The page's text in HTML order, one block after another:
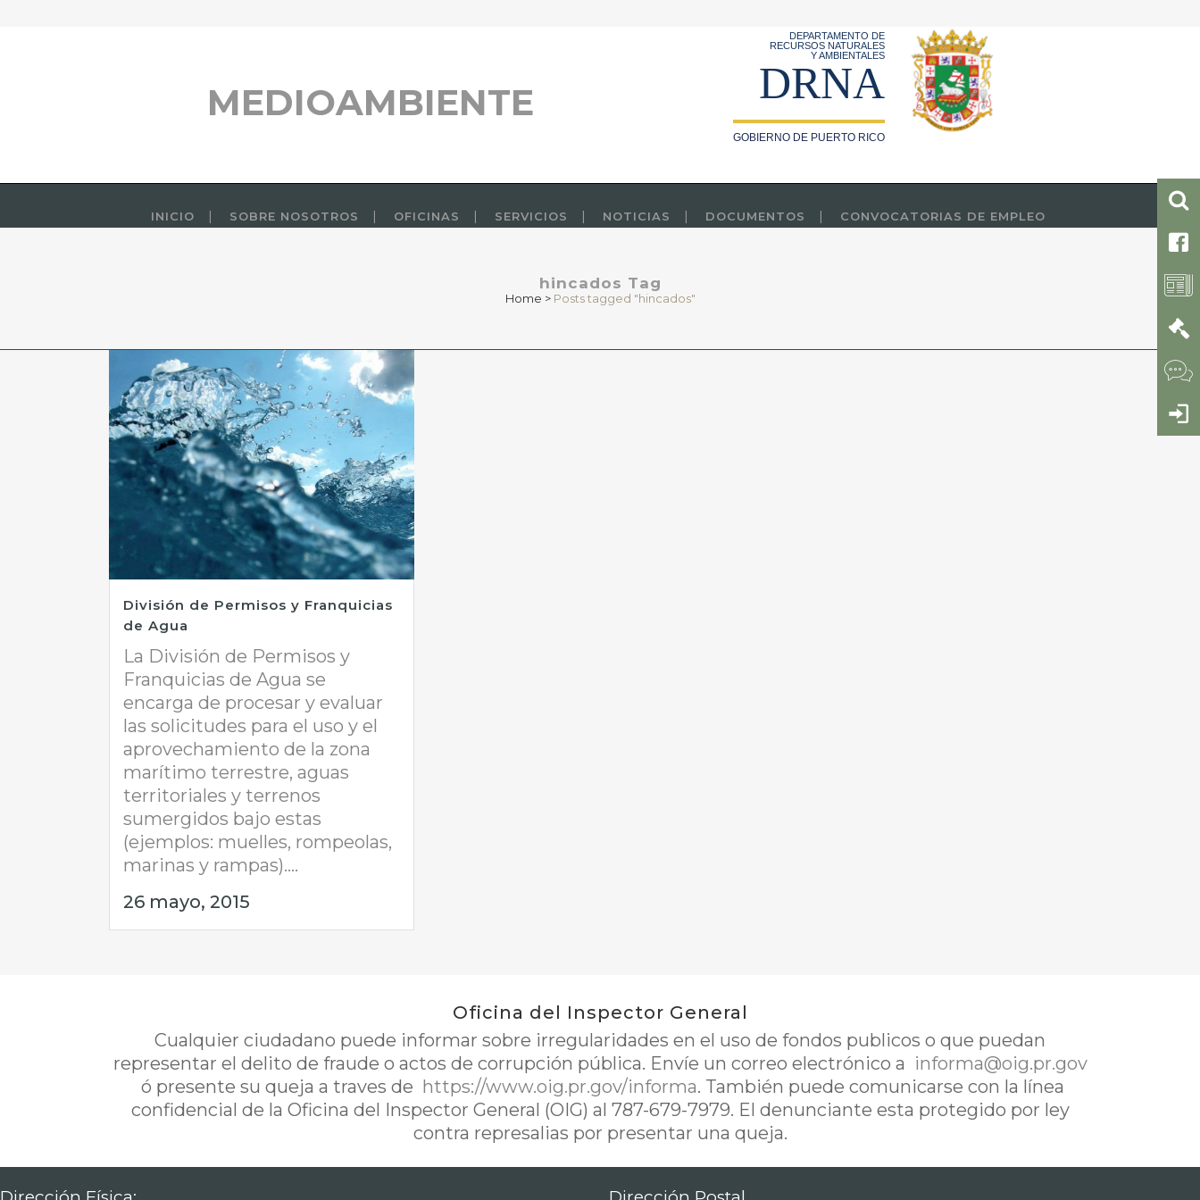
MEDIOAMBIENTE
DEPARTAMENTO DE
RECURSOS NATURALES
Y AMBIENTALES
DRNA
GOBIERNO DE PUERTO RICO
INICIO SOBRE NOSOTROS OFICINAS SERVICIOS NOTICIAS DOCUMENTOS CONVOCATORIAS DE EMPLEO
hincados Tag
Home > Posts tagged "hincados"
División de Permisos y Franquicias
de Agua
La División de Permisos y
Franquicias de Agua se
encarga de procesar y evaluar
las solicitudes para el uso y el
aprovechamiento de la zona
marítimo terrestre, aguas
territoriales y terrenos
sumergidos bajo estas
(ejemplos: muelles, rompeolas,
marinas y rampas)....
26 mayo, 2015
Oficina del Inspector General
Cualquier ciudadano puede informar sobre irregularidades en el uso de fondos publicos o que puedan
representar el delito de fraude o actos de corrupción pública. Envíe un correo electrónico a informa@oig.pr.gov
ó presente su queja a traves de https://www.oig.pr.gov/informa. También puede comunicarse con la línea
confidencial de la Oficina del Inspector General (OIG) al 787-679-7979. El denunciante esta protegido por ley
contra represalias por presentar una queja.